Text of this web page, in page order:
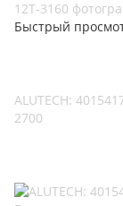
Быстрый
ALUTECH:
2700